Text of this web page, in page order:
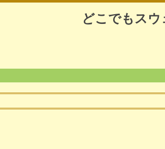
どこでもス